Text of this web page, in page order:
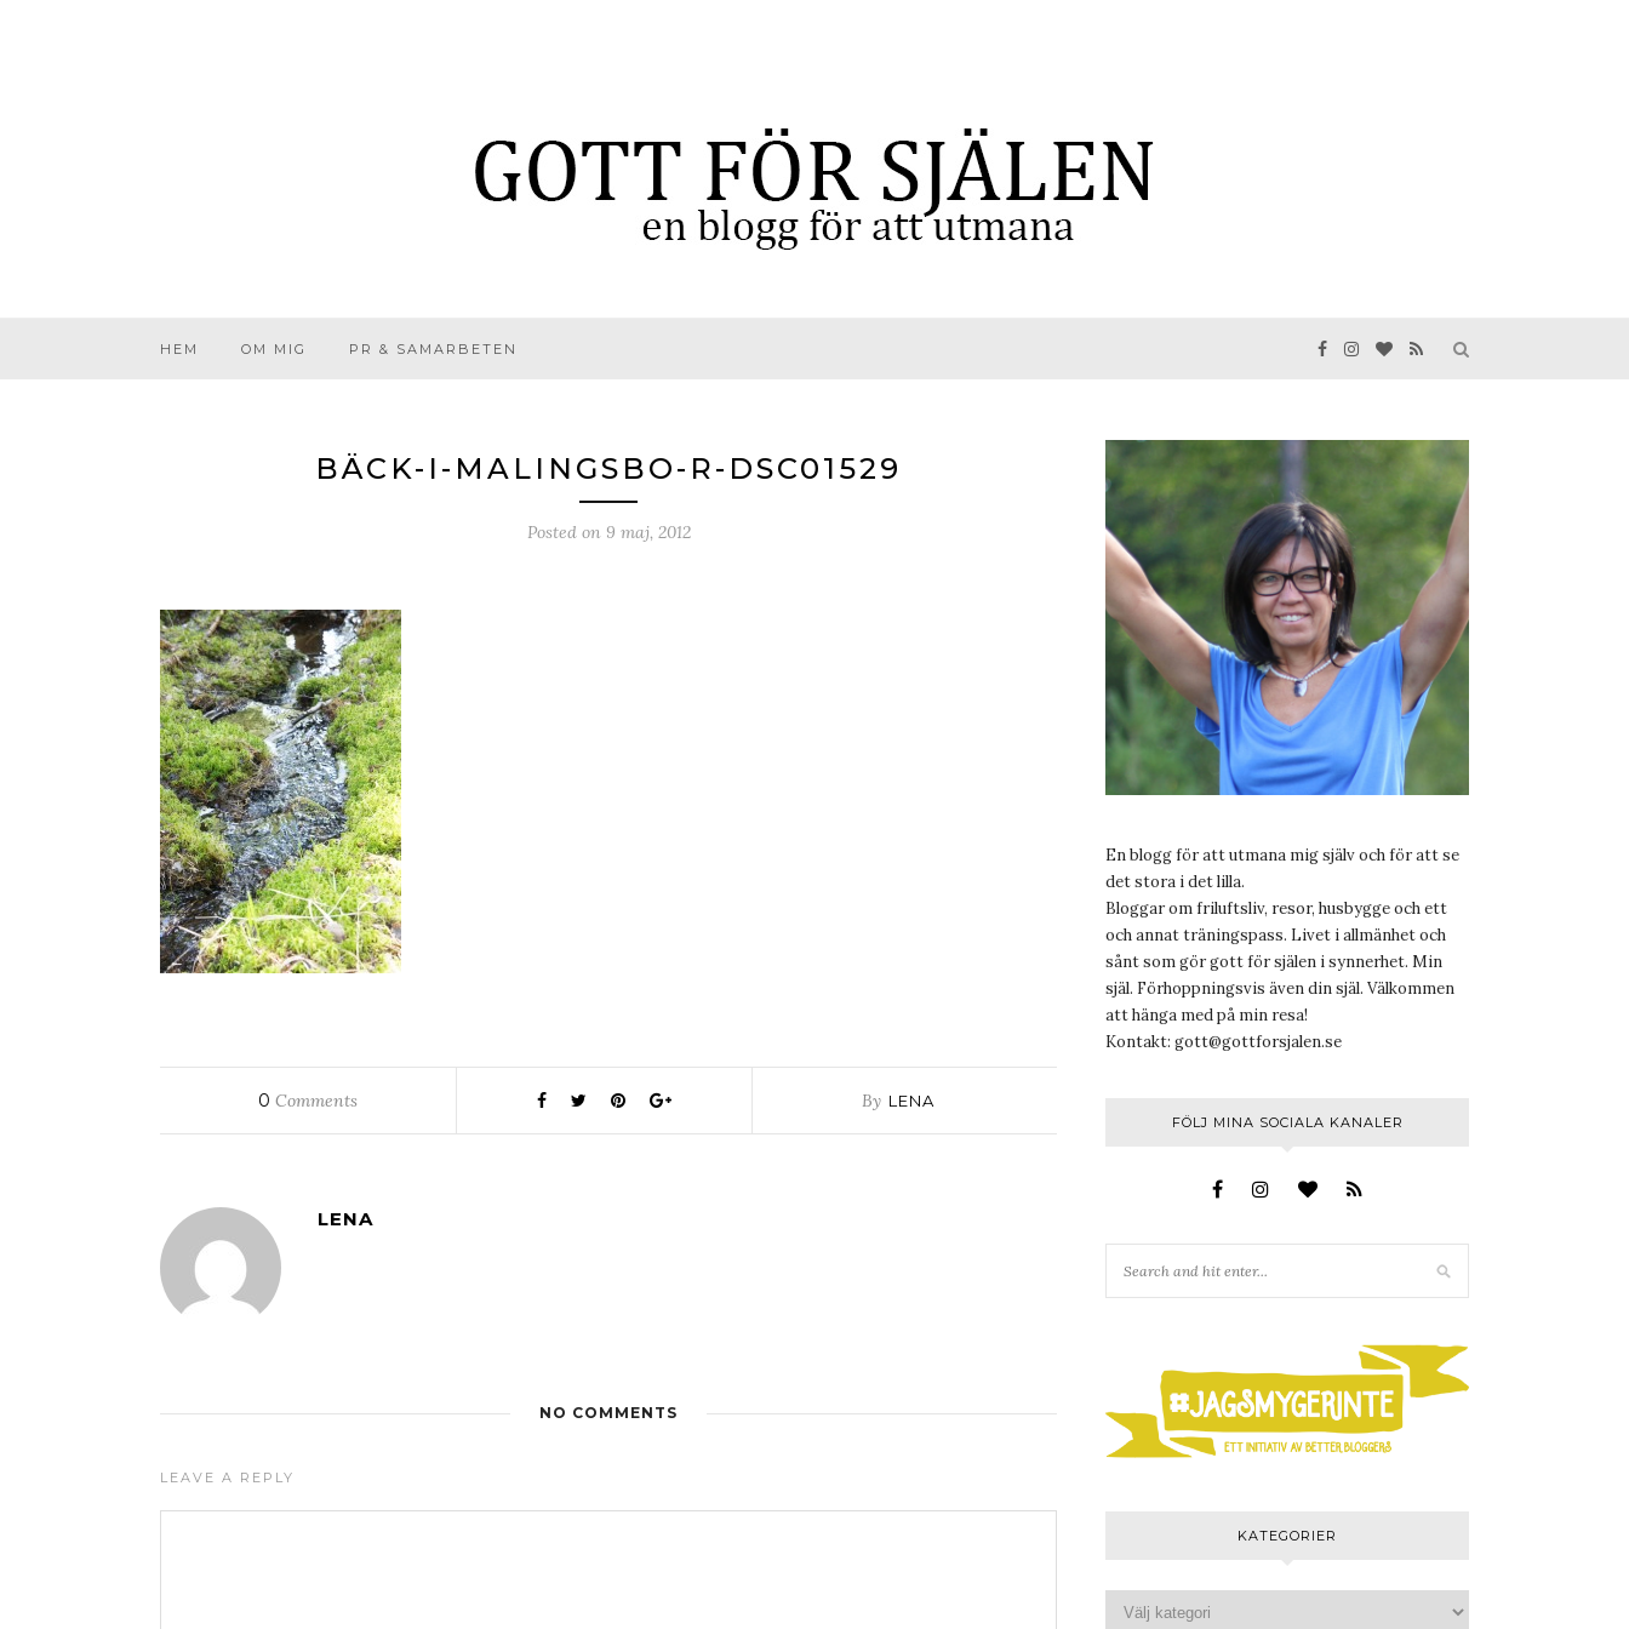
HEM OM MIG PR & SAMARBETEN
BÄCK-I-MALINGSBO-R-DSC01529
Posted on 9 maj, 2012
0 Comments By LENA
LENA
NO COMMENTS
LEAVE A REPLY
En blogg för att utmana mig själv och för att se
det stora i det lilla.
Bloggar om friluftsliv, resor, husbygge och ett
och annat träningspass. Livet i allmänhet och
sånt som gör gott för själen i synnerhet. Min
själ. Förhoppningsvis även din själ. Välkommen
att hänga med på min resa!
Kontakt: gott@gottforsjalen.se
FÖLJ MINA SOCIALA KANALER
KATEGORIER